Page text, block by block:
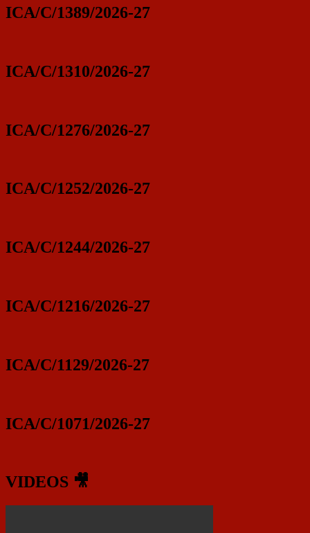
ICA/C/1389/2026-27
ICA/C/1310/2026-27
ICA/C/1276/2026-27
ICA/C/1252/2026-27
ICA/C/1244/2026-27
ICA/C/1216/2026-27
ICA/C/1129/2026-27
ICA/C/1071/2026-27
VIDEOS 🎥